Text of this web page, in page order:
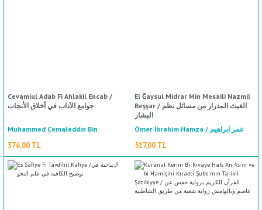
Cevamiul Adab Fi Ahlakil Encab /
جوامع الآداب في أخلاق الأنجاب
Muhammed Cemaleddin Bin
Muhammed Bin Said El Kasimi / محمد
جمال الدين بن محمد بن سعيد القاسمي
376,00 TL
El Ğaysul Midrar Min Mesaili Nazmil
Beşşar / الغيث المدرار من مسائل نظم
البشار
Ömer İbrahim Hamza / عمر ابراهيم
حمزة
517,00 TL